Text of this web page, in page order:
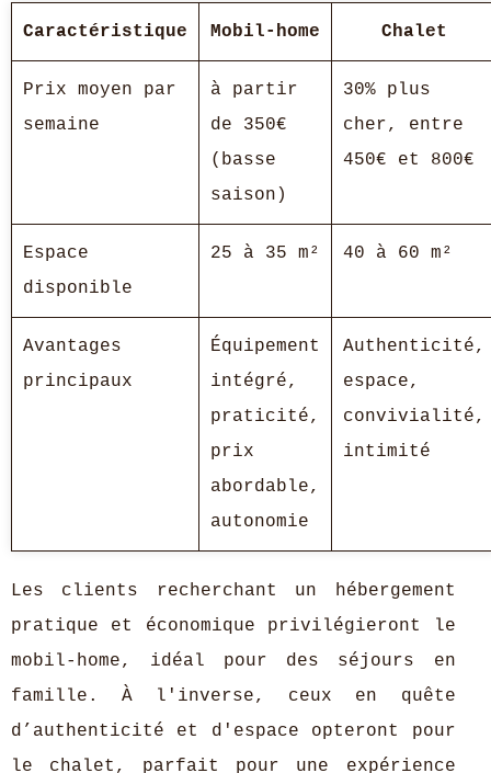
Caractéristique Mobil-home Chalet
Prix moyen par
semaine
à partir
de 350€
(basse
saison)
30% plus
cher, entre
450€ et 800€
Espace
disponible
25 à 35 m² 40 à 60 m²
Avantages
principaux
Équipement
intégré,
praticité,
prix
abordable,
autonomie
Authenticité,
espace,
convivialité,
intimité
Les clients recherchant un hébergement
pratique et économique privilégieront le
mobil-home, idéal pour des séjours en
famille. À l'inverse, ceux en quête
d’authenticité et d'espace opteront pour
le chalet, parfait pour une expérience